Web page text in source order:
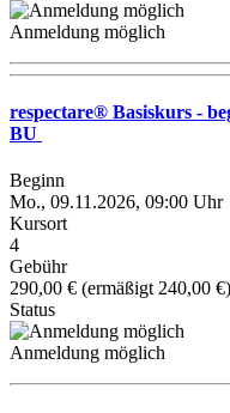
Anmeldung möglich
respectare® Basiskurs -
BU
Beginn
Mo., 09.11.2026, 09:00 Uhr
Kursort
4
Gebühr
290,00 € (ermäßigt 240,00 €)
Status
Anmeldung möglich